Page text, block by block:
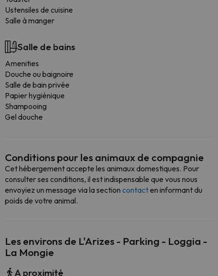
Ustensiles de cuisine
Salle à manger
Salle de bains
Amenities
Douche ou baignoire
Salle de bain privée
Papier hygiénique
Shampooing
Gel douche
Conditions pour les animaux de compagnie
Cet hébergement accepte les animaux domestiques. Pour
consulter ses conditions, il est indispensable que vous nous
envoyiez un message via la section contacten informant du
poids de votre animal.
Les environs de L'Arizes - Parking - Loggia -
La Mongie
A proximité